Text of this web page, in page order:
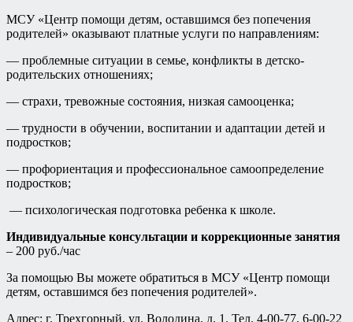
МСУ «Центр помощи детям, оставшимся без попечения
родителей» оказывают платные услуги по направлениям:
— проблемные ситуации в семье, конфликты в детско-
родительских отношениях;
— страхи, тревожные состояния, низкая самооценка;
— трудности в обучении, воспитании и адаптации детей и
подростков;
— профориентация и профессиональное самоопределение
подростков;
— психологическая подготовка ребенка к школе.
Индивидуальные консультации и коррекционные занятия
– 200 руб./час
За помощью Вы можете обратиться в МСУ «Центр помощи
детям, оставшимся без попечения родителей».
Адрес: г. Трехгорный, ул. Володина, д. 1. Тел. 4-00-77, 6-00-22